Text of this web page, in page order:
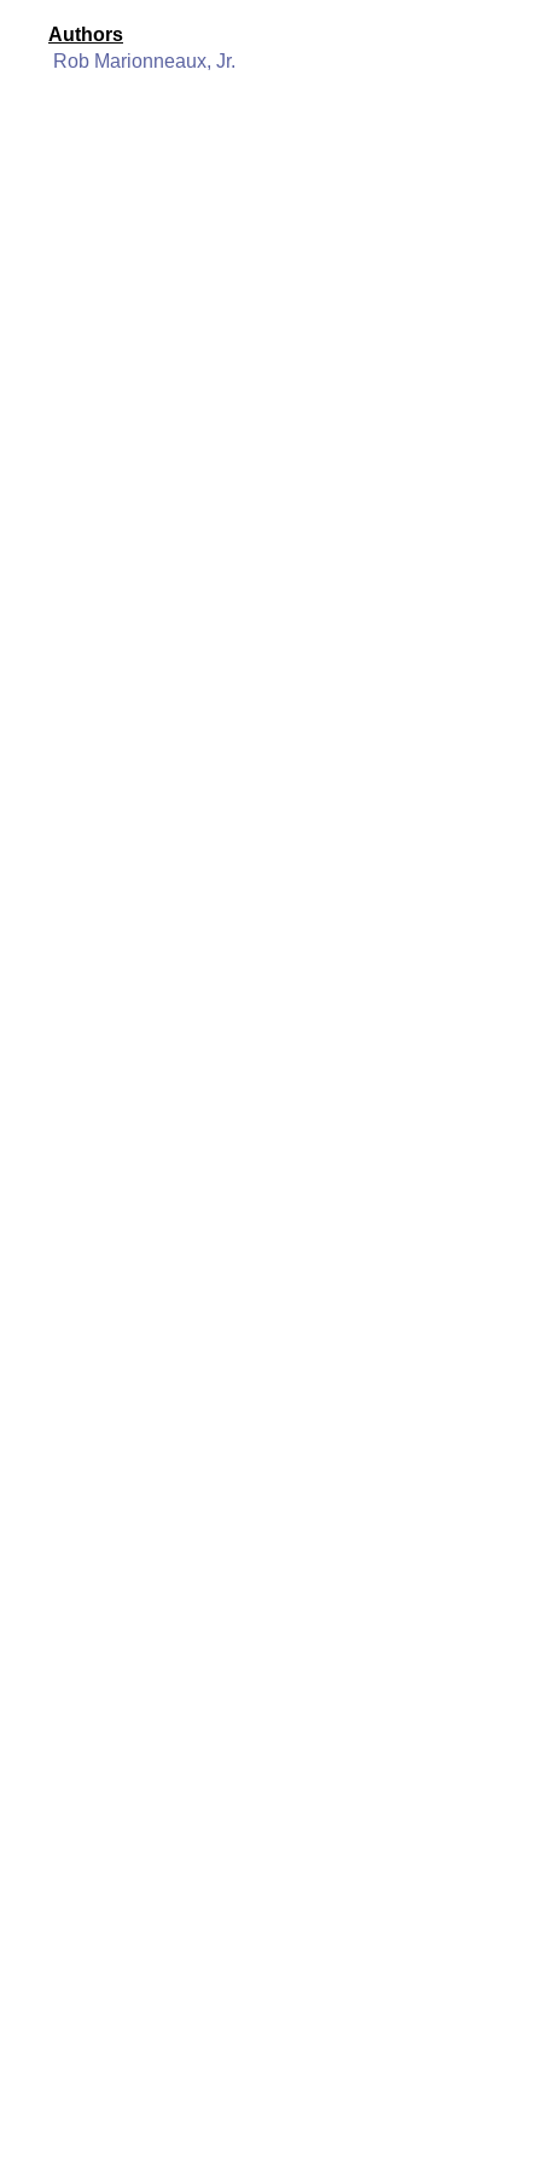
Authors
Rob Marionneaux, Jr.